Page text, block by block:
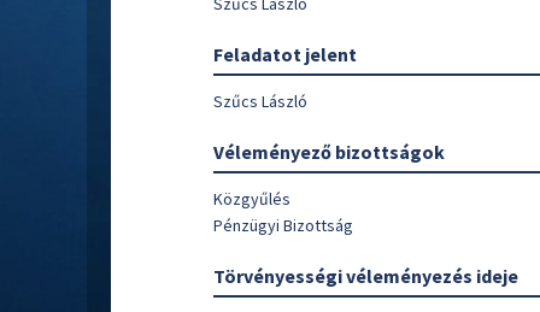
Feladatot jelent
Szűcs László
Véleményező bizottságok
Közgyűlés
Pénzügyi Bizottság
Törvényességi véleményezés ideje